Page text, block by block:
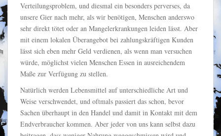
Verteilungsproblem, und diesmal ein besonders perverses, da
unsere Gier nach mehr, als wir benötigen, Menschen anderswo
sehr direkt tötet oder an Mangelerkrankungen leiden lässt. Aber
mit einem lokalen Überangebot bei zahlungskräftigen Kunden
lässt sich eben mehr Geld verdienen, als wenn man versuchen
würde, möglichst vielen Menschen Essen in ausreichendem
Maße zur Verfügung zu stellen.
Natürlich werden Lebensmittel auf unterschiedliche Art und
Weise verschwendet, und oftmals passiert das schon, bevor
Sachen überhaupt in den Handel und damit in Kontakt mit dem
Endverbraucher kommen. Aber jeder von uns kann selbst dazu